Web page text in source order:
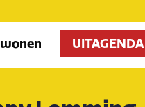
wonen UITAGENDA